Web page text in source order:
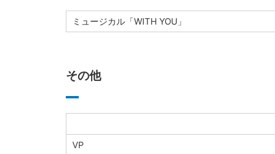
ミュージカル「WITH YOU」
その他
VP